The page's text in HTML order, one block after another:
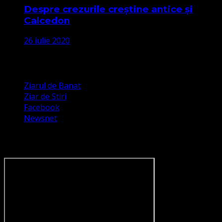
Despre crezurile creștine antice și
Calcedon
26 iulie 2020
Ziarul de Banat
Ziar de Stiri
Facebook
Newsnet